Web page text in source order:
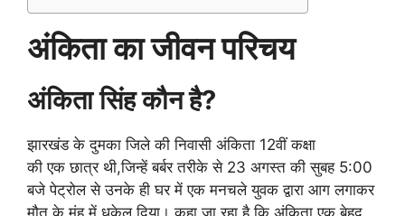
अंकिता का जीवन परिचय
अंकिता सिंह कौन है?
झारखंड के दुमका जिले की निवासी अंकिता 12वीं कक्षा
की एक छात्र थी,जिन्हें बर्बर तरीके से 23 अगस्त की सुबह 5:00
बजे पेट्रोल से उनके ही घर में एक मनचले युवक द्वारा आग लगाकर
मौत के मुंह में धकेल दिया। कहा जा रहा है कि अंकिता एक बेहद